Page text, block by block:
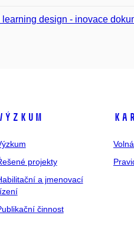
design - inovace
projekty
a jmenovací
činnost